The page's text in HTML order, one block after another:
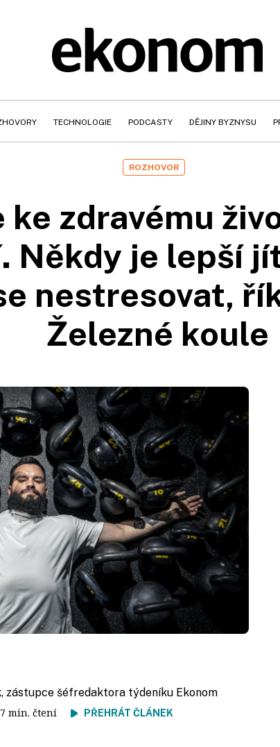
TECHNOLOGIE PODCASTY DĚJINY BYZNYSU
ROZHOVOR
ke zdravému
Někdy je lepší
nestresovat,
Železné koule
, zástupce šéfredaktora týdeníku Ekonom
min. čtení PŘEHRÁT ČLÁNEK